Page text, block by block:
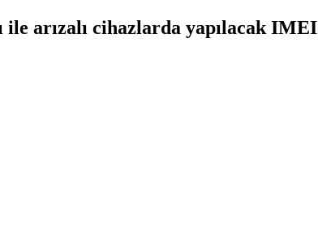
ile arızalı cihazlarda yapılacak IMEI